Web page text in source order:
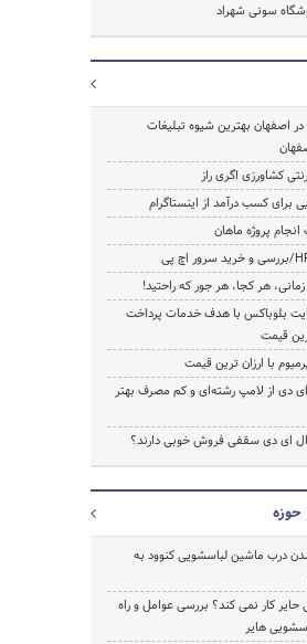
سونی شهراد
اصفهان بهترین شیوه تبلیغات
کشاورزی اگری راز
برای کسب درآمد از اینستاگرام
پروژه ماهان
هر کجا، هر جور که راحتید!
بلوباکس با هدف خدمات پرداخت
قیمت
با ارزان ترین قیمت
دی از لامپ رشته‌ای و کم مصرف بهتر
ای دی سقفی فروش خوبی دارند؟
حوزه
درب ماشین لباسشویی کنوود به
حایر کار نمی کند؟ بررسی عوامل و راه
هایر